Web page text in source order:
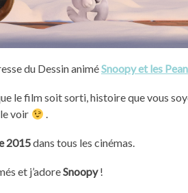
du Dessin animéSnoopy et les
le film soit sorti, histoire que vous
voir
.
2015dans tous les cinémas.
et j’adoreSnoopy!